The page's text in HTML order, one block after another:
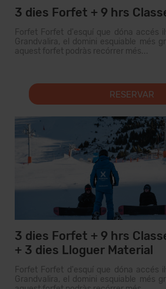
3 dies Forfet + 9 hrs
Forfet Forfet d'esquí que dóna accés
Grandvalira, el domini esquiable més
aquest forfet podràs recórrer més...
RESERVAR
3 dies Forfet + 9 hrs
+ 3 dies Lloguer Material
Forfet Forfet d'esquí que dóna accés
Grandvalira, el domini esquiable més